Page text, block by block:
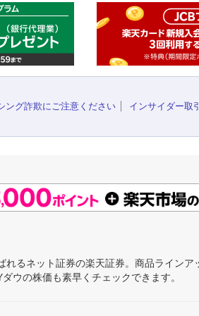
ング詐欺にご注意ください インサイダー取
るネット証券の楽天証券。商品ライン
ウの株価も素早くチェックできます。